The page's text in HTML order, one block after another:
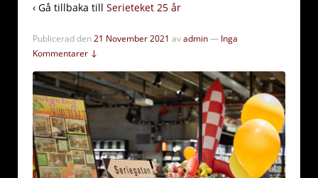
‹ Gå tillbaka till Serieteket 25 år
Publicerad den21 November 2021 avadmin— Inga
Kommentarer ↓